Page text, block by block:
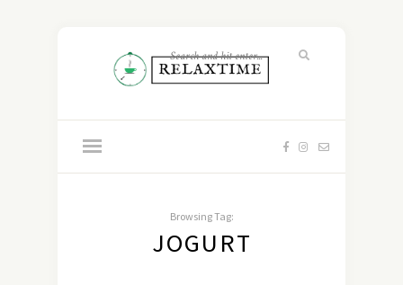
Browsing Tag:
JOGURT